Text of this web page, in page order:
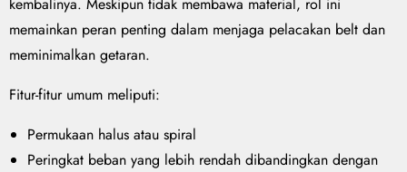
kembalinya. Meskipun tidak membawa material, rol ini
memainkan peran penting dalam menjaga pelacakan belt dan
meminimalkan getaran.
Fitur-fitur umum meliputi:
Permukaan halus atau spiral
Peringkat beban yang lebih rendah dibandingkan dengan